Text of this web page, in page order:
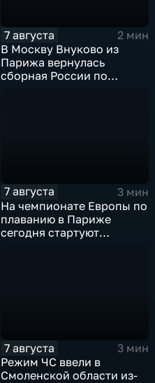
7 августа
2 мин
В Москву Внуково из
Парижа вернулась
сборная России по
7 августа
3 мин
На чемпионате Европы по
плаванию в Париже
сегодня стартуют
7 августа
3 мин
Режим ЧС ввели в
Смоленской области из-